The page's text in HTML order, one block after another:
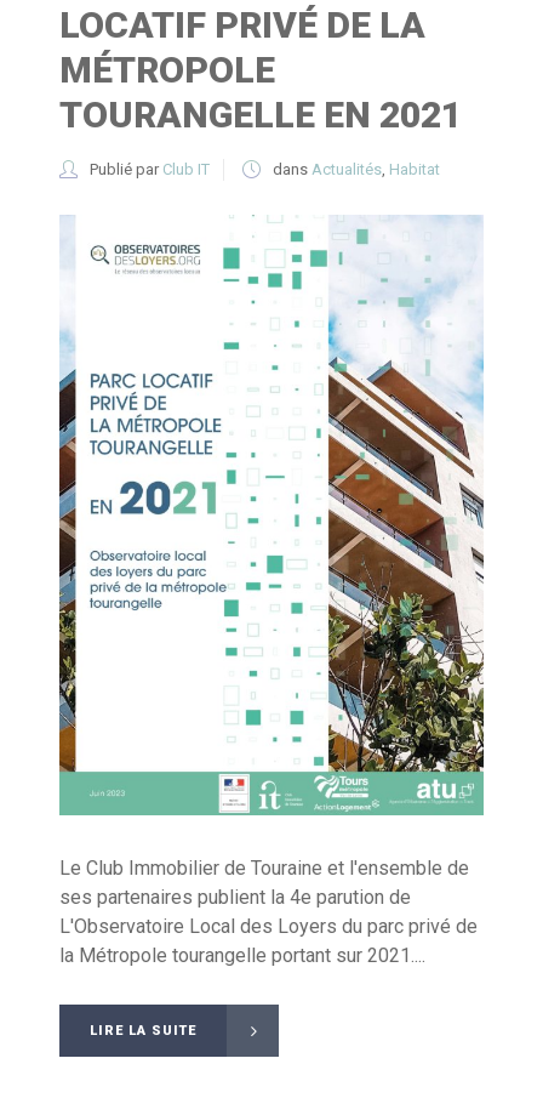
LOCATIF PRIVÉ DE LA
MÉTROPOLE
TOURANGELLE EN 2021
Publié par Club IT dans Actualités, Habitat
Le Club Immobilier de Touraine et l'ensemble de
ses partenaires publient la 4e parution de
L'Observatoire Local des Loyers du parc privé de
la Métropole tourangelle portant sur 2021....
LIRE LA SUITE